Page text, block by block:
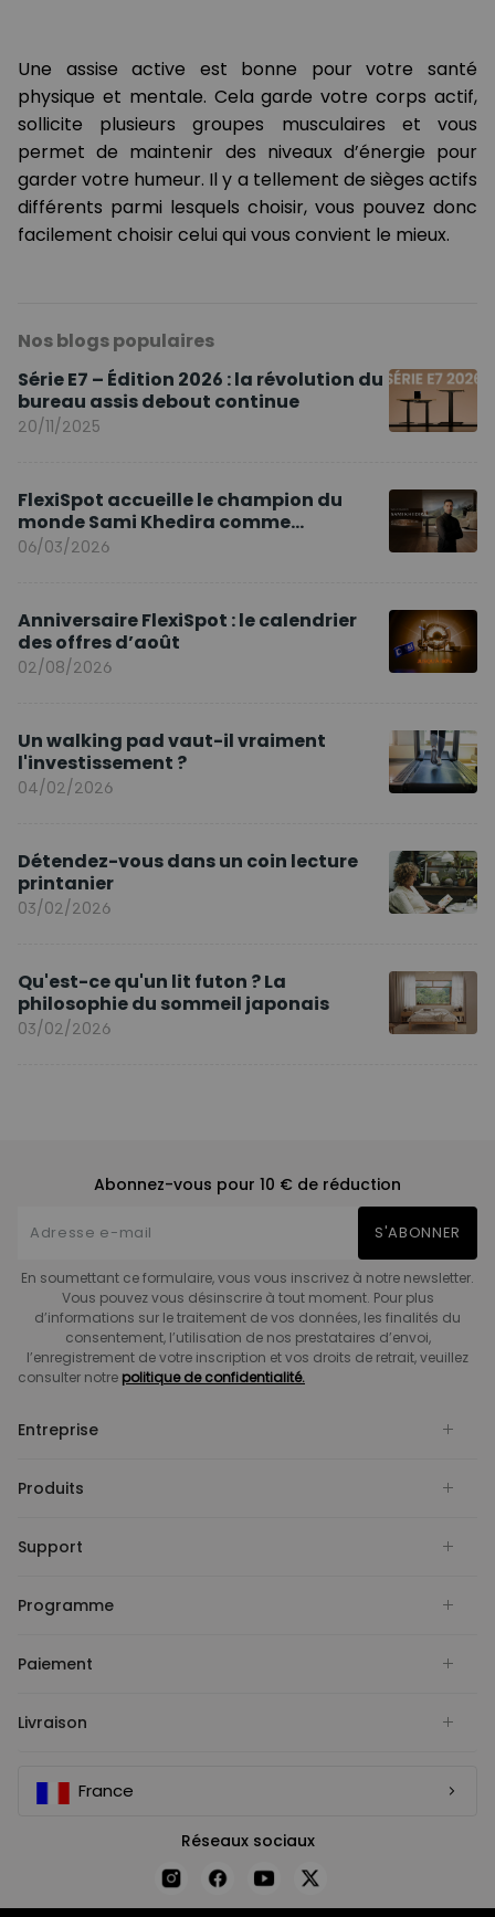
Une assise active est bonne pour votre santé
physique et mentale. Cela garde votre corps actif,
sollicite plusieurs groupes musculaires et vous
permet de maintenir des niveaux d’énergie pour
garder votre humeur. Il y a tellement de sièges actifs
différents parmi lesquels choisir, vous pouvez donc
facilement choisir celui qui vous convient le mieux.
Nos blogs populaires
Série E7 – Édition 2026 : la révolution du
bureau assis debout continue
20/11/2025
FlexiSpot accueille le champion du
monde Sami Khedira comme
ambassadeur de la marque en Europe
06/03/2026
Anniversaire FlexiSpot : le calendrier
des offres d’août
02/08/2026
Un walking pad vaut-il vraiment
l'investissement ?
04/02/2026
Détendez-vous dans un coin lecture
printanier
03/02/2026
Qu'est-ce qu'un lit futon ? La
philosophie du sommeil japonais
03/02/2026
Abonnez-vous pour 10 € de réduction
S'ABONNER
En soumettant ce formulaire, vous vous inscrivez à notre newsletter.
Vous pouvez vous désinscrire à tout moment. Pour plus
d’informations sur le traitement de vos données, les finalités du
consentement, l’utilisation de nos prestataires d’envoi,
l’enregistrement de votre inscription et vos droits de retrait, veuillez
consulter notre politique de confidentialité.
Entreprise
Produits
Support
Programme
Paiement
Livraison
France
Réseaux sociaux